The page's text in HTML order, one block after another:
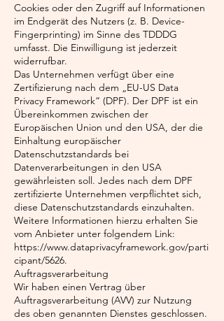
Cookies oder den Zugriff auf Informationen
im Endgerät des Nutzers (z. B. Device-
Fingerprinting) im Sinne des TDDDG
umfasst. Die Einwilligung ist jederzeit
widerrufbar.
Das Unternehmen verfügt über eine
Zertifizierung nach dem „EU-US Data
Privacy Framework“ (DPF). Der DPF ist ein
Übereinkommen zwischen der
Europäischen Union und den USA, der die
Einhaltung europäischer
Datenschutzstandards bei
Datenverarbeitungen in den USA
gewährleisten soll. Jedes nach dem DPF
zertifizierte Unternehmen verpflichtet sich,
diese Datenschutzstandards einzuhalten.
Weitere Informationen hierzu erhalten Sie
vom Anbieter unter folgendem Link:
https://www.dataprivacyframework.gov/parti
cipant/5626.
Auftragsverarbeitung
Wir haben einen Vertrag über
Auftragsverarbeitung (AVV) zur Nutzung
des oben genannten Dienstes geschlossen.